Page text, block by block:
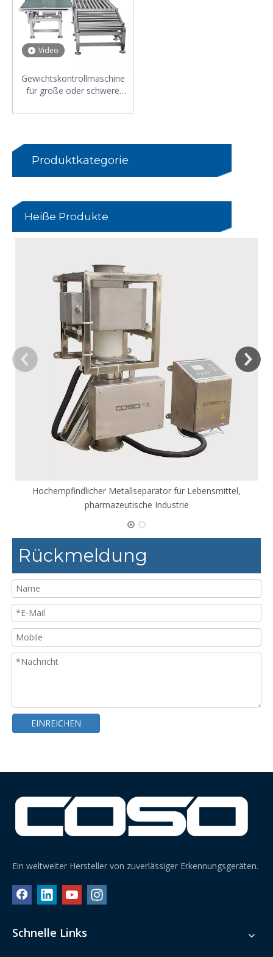
Video
Gewichtskontrollmaschine
für große oder schwere
Produktkategorie
Heiße Produkte
Hochempfindlicher Metallseparator für Lebensmittel,
pharmazeutische Industrie
Rückmeldung
EINREICHEN
Ein weltweiter Hersteller von zuverlässiger Erkennungsgeräten.
Schnelle Links